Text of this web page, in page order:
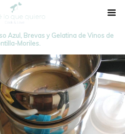
Azul, Brevas y Gelatina de Vinos de
Moriles.